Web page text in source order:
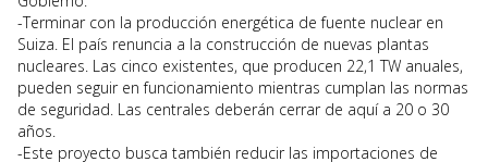
-Terminar con la producción energética de fuente nuclear en
Suiza. El país renuncia a la construcción de nuevas plantas
nucleares. Las cinco existentes, que producen 22,1 TW anuales,
pueden seguir en funcionamiento mientras cumplan las normas
de seguridad. Las centrales deberán cerrar de aquí a 20 o 30
años.
-Este proyecto busca también reducir las importaciones de